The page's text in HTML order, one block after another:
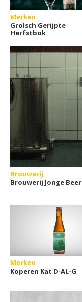
Merken
Grolsch Gerijpte
Herfstbok
Brouwerij
Brouwerij Jonge Beer
Merken
Koperen Kat D-AL-G